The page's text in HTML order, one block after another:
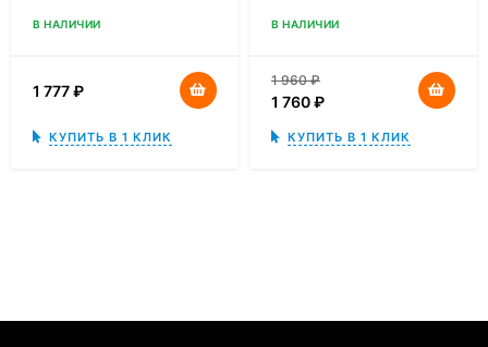
В НАЛИЧИИ
1 777₽
КУПИТЬ В 1 КЛИК
В НАЛИЧИИ
1 960₽
1 760₽
КУПИТЬ В 1 КЛИК